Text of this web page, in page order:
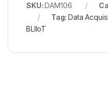
memberikan pilihan
konektivitas yang
luas.
SKU:DAM106
Tag:Data
BLIIoT